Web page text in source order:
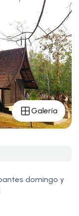
Galería
domingo y